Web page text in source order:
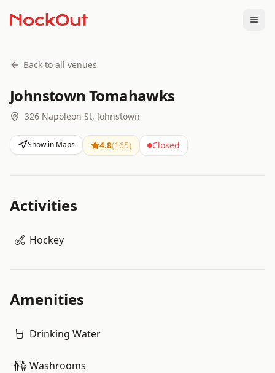
Back to all venues
Johnstown Tomahawks
326 Napoleon St, Johnstown
Show in Maps 4.8(165) Closed
Activities
Hockey
Amenities
Drinking Water
Washrooms